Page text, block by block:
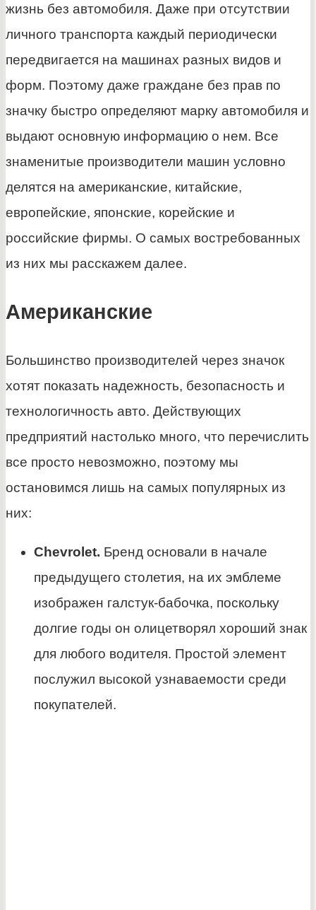
жизнь без автомобиля. Даже при отсутствии
личного транспорта каждый периодически
передвигается на машинах разных видов и
форм. Поэтому даже граждане без прав по
значку быстро определяют марку автомобиля и
выдают основную информацию о нем. Все
знаменитые производители машин условно
делятся на американские, китайские,
европейские, японские, корейские и
российские фирмы. О самых востребованных
из них мы расскажем далее.
Американские
Большинство производителей через значок
хотят показать надежность, безопасность и
технологичность авто. Действующих
предприятий настолько много, что перечислить
все просто невозможно, поэтому мы
остановимся лишь на самых популярных из
них:
Chevrolet. Бренд основали в начале
предыдущего столетия, на их эмблеме
изображен галстук-бабочка, поскольку
долгие годы он олицетворял хороший знак
для любого водителя. Простой элемент
послужил высокой узнаваемости среди
покупателей.